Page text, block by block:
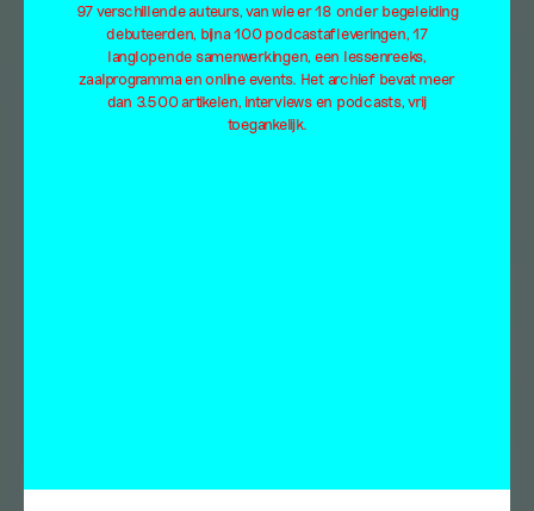
97 verschillende auteurs, van wie er 18 onder begeleiding
debuteerden, bijna 100 podcastafleveringen, 17
langlopende samenwerkingen, een lessenreeks,
zaalprogramma en online events. Het archief bevat meer
dan 3.500 artikelen, interviews en podcasts, vrij
toegankelijk.